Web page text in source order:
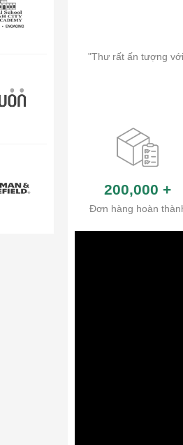
"Thư rất ấn tượng
200,000 +
Đơn hàng hoàn